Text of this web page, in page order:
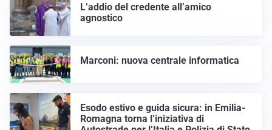
L’addio del credente all’amico
agnostico
Marconi: nuova centrale informatica
Esodo estivo e guida sicura: in Emilia-
Romagna torna l’iniziativa di